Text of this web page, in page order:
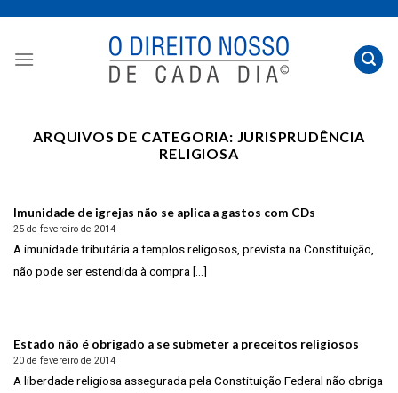
content
ARQUIVOS DE CATEGORIA: JURISPRUDÊNCIA
RELIGIOSA
Imunidade de igrejas não se aplica a gastos com CDs
25 de fevereiro de 2014
A imunidade tributária a templos religosos, prevista na Constituição,
não pode ser estendida à compra [...]
Estado não é obrigado a se submeter a preceitos religiosos
20 de fevereiro de 2014
A liberdade religiosa assegurada pela Constituição Federal não obriga